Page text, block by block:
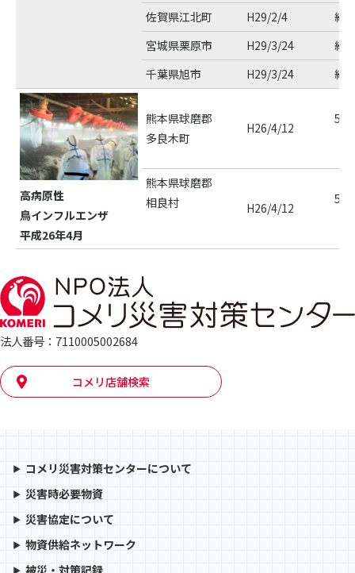
佐賀県江北町
H29/2/4
約
宮城県栗原市
H29/3/24
約
千葉県旭市
H29/3/24 約
高病原性
鳥インフルエンザ
平成26年4月
熊本県球磨郡
多良木町
H26/4/12
熊本県球磨郡
相良村
H26/4/12
法人番号：7110005002684
コメリ店舗検索
コメリ災害対策センターについて
災害時必要物資
災害協定について
物資供給ネットワーク
被災・対策記録